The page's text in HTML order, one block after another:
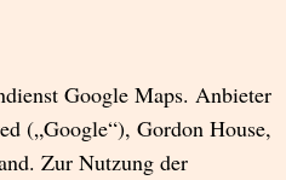
Google Maps. Anbieter
(„Google“), Gordon House,
Zur Nutzung der